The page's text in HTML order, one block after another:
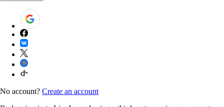
No account? Create an account